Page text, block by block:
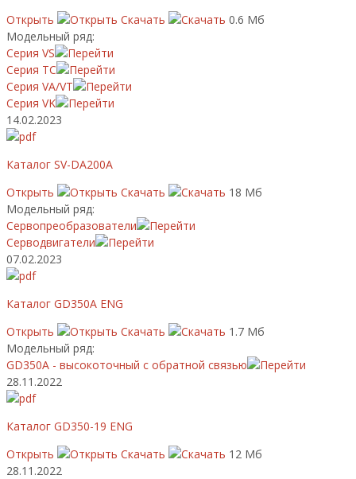
Открыть
Скачать
0.6 Мб
Модельный ряд:
Серия VS
Серия TC
Серия VA/VT
Серия VK
14.02.2023
Каталог SV-DA200A
Открыть
Скачать
18 Мб
Модельный ряд:
Сервопреобразователи
Серводвигатели
07.02.2023
Каталог GD350A ENG
Открыть
Скачать
1.7 Мб
Модельный ряд:
GD350A - высокоточный с обратной связью
28.11.2022
Каталог GD350-19 ENG
Открыть
Скачать
12 Мб
28.11.2022